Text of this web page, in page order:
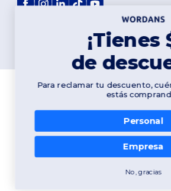
2026. Todos los derechos
Términos y Condiciones| Política de
Política de Cookies¡Tienes
de
Para reclamar tu descuento,
estás
Personal
Empresa
No, gracias